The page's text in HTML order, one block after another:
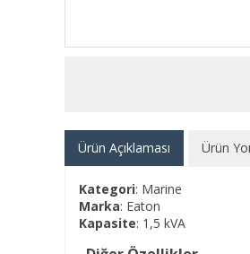
Ürün Açıklaması Ürün
Kategori: Marine
Marka: Eaton
Kapasite: 1,5 kVA